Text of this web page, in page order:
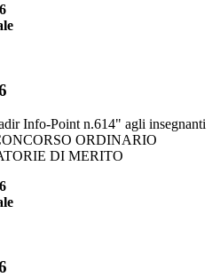
Info-Point n.614" agli insegnanti
ORDINARIO
DI MERITO